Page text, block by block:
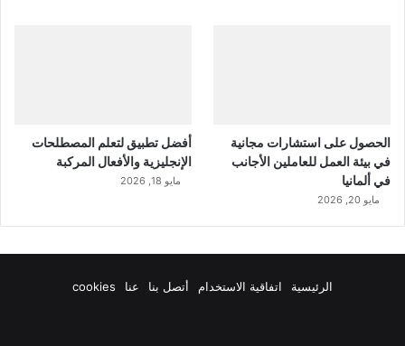
الحصول على استشارات مجانية
في بيئة العمل للعاملين الأجانب
في ألمانيا
مايو 20, 2026
أفضل تطبيق لتعلم المصطلحات
الإنجليزية والأفعال المركبة
مايو 18, 2026
الرئيسية اتفاقية الاستخدام أتصل بنا عنا cookies